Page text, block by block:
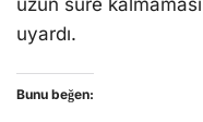
uzun süre
uyardı.
Bunu beğen: